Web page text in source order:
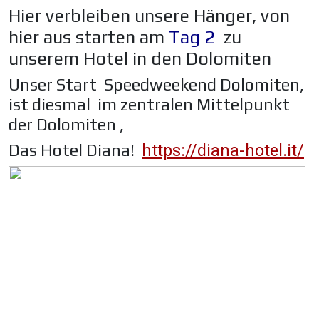
Hier verbleiben unsere Hänger, von
hier aus starten am Tag 2 zu
unserem Hotel in den Dolomiten
Unser Start Speedweekend Dolomiten,
ist diesmal im zentralen Mittelpunkt
der Dolomiten ,
Das Hotel Diana! https://diana-hotel.it/